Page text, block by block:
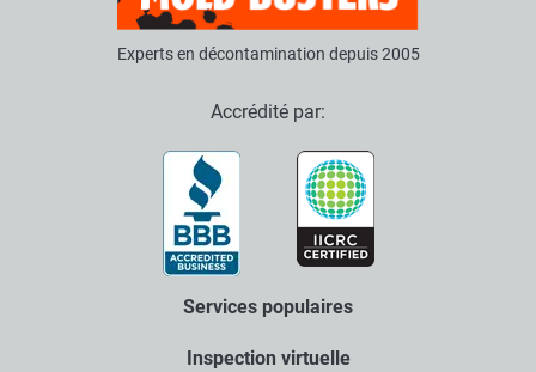
Experts en décontamination depuis 2005
Accrédité par:
Services populaires
Inspection virtuelle